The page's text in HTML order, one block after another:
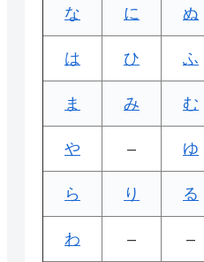
な に ぬ
は ひ ふ
ま み む
や – ゆ
ら り る
わ – –